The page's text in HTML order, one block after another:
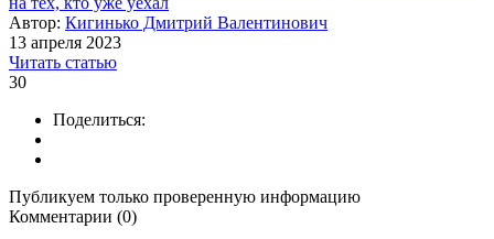
Автор: Кигинько Дмитрий Валентинович
13 апреля 2023
Читать статью
30
Поделиться:
Публикуем только проверенную информацию
Комментарии (0)